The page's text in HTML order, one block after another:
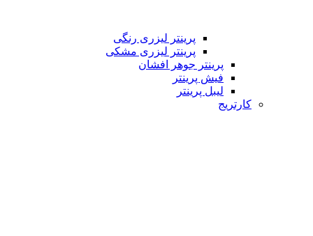
پرینتر لیزری رنگی
پرینتر لیزری مشکی
پرینتر جوهر افشان
فیش پرینتر
لیبل پرینتر
کارتریج